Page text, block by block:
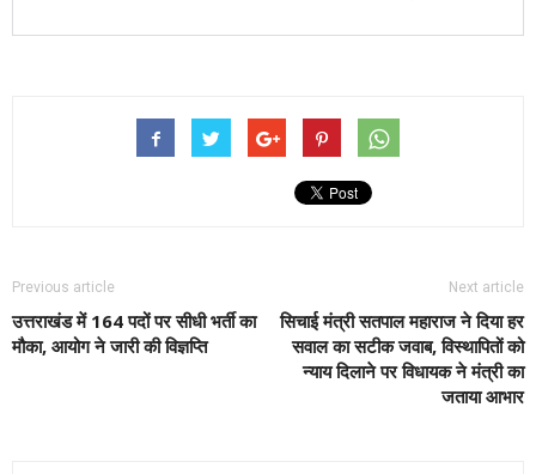
Previous article
उत्तराखंड में 164 पदों पर सीधी भर्ती का
मौका, आयोग ने जारी की विज्ञप्ति
Next article
सिचाई मंत्री सतपाल महाराज ने दिया हर
सवाल का सटीक जवाब, विस्थापितों को
न्याय दिलाने पर विधायक ने मंत्री का
जताया आभार